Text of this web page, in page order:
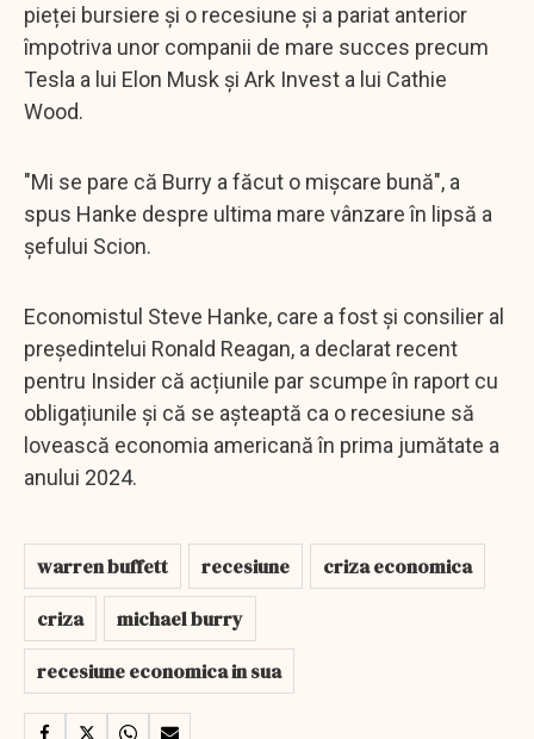
pieței bursiere și o recesiune și a pariat anterior
împotriva unor companii de mare succes precum
Tesla a lui Elon Musk și Ark Invest a lui Cathie
Wood.
"Mi se pare că Burry a făcut o mișcare bună", a
spus Hanke despre ultima mare vânzare în lipsă a
șefului Scion.
Economistul Steve Hanke, care a fost și consilier al
președintelui Ronald Reagan, a declarat recent
pentru Insider că acțiunile par scumpe în raport cu
obligațiunile și că se așteaptă ca o recesiune să
lovească economia americană în prima jumătate a
anului 2024.
warren buffett recesiune
criza economica
criza
michael burry
recesiune economica in sua